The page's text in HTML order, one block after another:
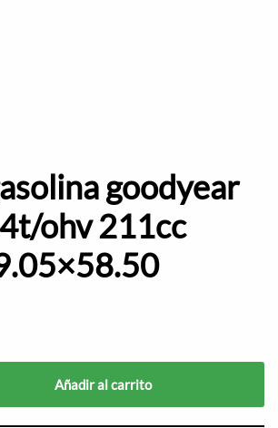
goodyear
ohv 211cc
Añadir al carrito